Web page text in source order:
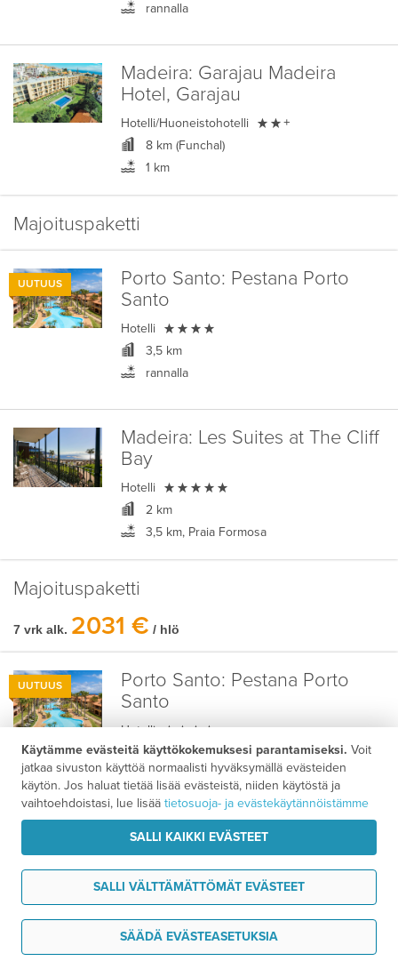
Tarvitsen tukea
rannalla
Madeira: Garajau Madeira
Hotel, Garajau
Hotelli/Huoneistohotelli  +
8 km (Funchal)
1 km
Majoituspaketti
UUTUUS Porto Santo: Pestana Porto
Santo
Hotelli 
3,5 km
rannalla
Madeira: Les Suites at The Cliff
Bay
Hotelli 
2 km
3,5 km, Praia Formosa
Majoituspaketti
7 vrk alk. 2031 € / hlö
UUTUUS Porto Santo: Pestana Porto
Santo
Hotelli
3,5 km
rannalla
Madeira:NEXT by Savoy
Signature
Hotelli 
4 km
Käytämme evästeitä käyttökokemuksesi parantamiseksi. Voit
jatkaa sivuston käyttöä normaalisti hyväksymällä evästeiden
käytön. Jos haluat tietää lisää evästeistä, niiden käytöstä ja
vaihtoehdoistasi, lue lisää tietosuoja- ja evästekäytännöistämme
SALLI KAIKKI EVÄSTEET
SALLI VÄLTTÄMÄTTÖMÄT EVÄSTEET
SÄÄDÄ EVÄSTEASETUKSIA